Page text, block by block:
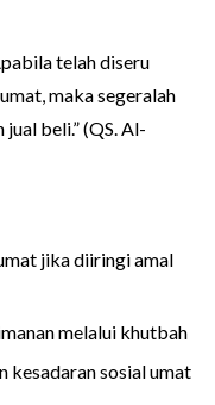
telah diseru
maka segeralah
beli.” (QS. Al-
jika diiringi amal
melalui khutbah
kesadaran sosial umat